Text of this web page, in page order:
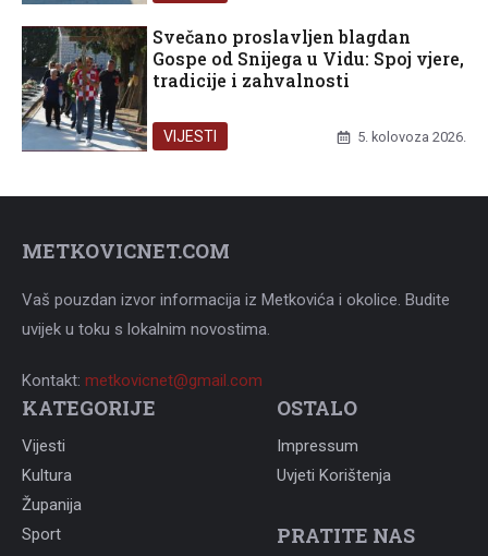
Svečano proslavljen blagdan
Gospe od Snijega u Vidu: Spoj vjere,
tradicije i zahvalnosti
VIJESTI 5. kolovoza 2026.
METKOVICNET.COM
Vaš pouzdan izvor informacija iz Metkovića i okolice. Budite
uvijek u toku s lokalnim novostima.
Kontakt: metkovicnet@gmail.com
KATEGORIJE
Vijesti
Kultura
Županija
Sport
OSTALO
Impressum
Uvjeti Korištenja
PRATITE NAS